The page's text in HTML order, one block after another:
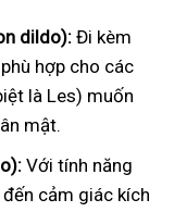
dildo): Đi kèm
hợp cho các
là Les) muốn
mật.
Với tính năng
cảm giác kích